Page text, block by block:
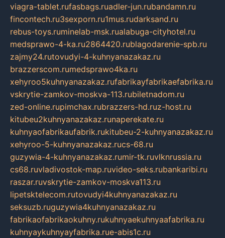
viagra-tablet.rufasbags.ruadler-jun.rubandamn.ru
fincontech.ru3sexporn.ru1mus.rudarksand.ru
rebus-toys.ruminelab-msk.rualabuga-cityhotel.ru
medsprawo-4-ka.ru2864420.rublagodarenie-spb.ru
zajmy24.rutovudyi-4-kuhnyanazakaz.ru
brazzerscom.rumedsprawo4ka.ru
xehyroo5kuhnyanazakaz.rufabrikayfabrikaefabrika.ru
vskrytie-zamkov-moskva-113.rubiletnadom.ru
zed-online.rupimchax.rubrazzers-hd.ruz-host.ru
kitubeu2kuhnyanazakaz.runaperekate.ru
kuhnyaofabrikaufabrik.rukitubeu-2-kuhnyanazakaz.ru
xehyroo-5-kuhnyanazakaz.rucs-68.ru
guzywia-4-kuhnyanazakaz.rumir-tk.ruvlknrussia.ru
cs68.ruvladivostok-map.ruvideo-seks.rubankaribi.ru
raszar.ruvskrytie-zamkov-moskva113.ru
lipetsktelecom.rutovudyi4kuhnyanazakaz.ru
seksuzb.ruguzywia4kuhnyanazakaz.ru
fabrikaofabrikaokuhny.rukuhnyaekuhnyaafabrika.ru
kuhnyaykuhnyayfabrika.rue-abis1c.ru